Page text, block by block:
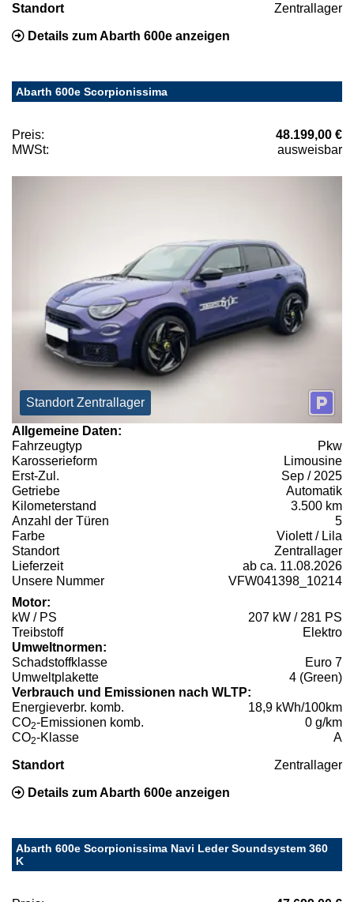
Standort Zentrallager
Details zum Abarth 600e anzeigen
Abarth 600e Scorpionissima
Preis:
48.199,00 €
MWSt:
ausweisbar
Standort Zentrallager
Allgemeine Daten:
Fahrzeugtyp
Pkw
Karosserieform
Limousine
Erst-Zul.
Sep / 2025
Getriebe
Automatik
Kilometerstand
3.500 km
Anzahl der Türen
5
Farbe
Violett / Lila
Standort
Zentrallager
Lieferzeit
ab ca. 11.08.2026
Unsere Nummer
VFW041398_10214
Motor:
kW / PS
207 kW / 281 PS
Treibstoff
Elektro
Umweltnormen:
Schadstoffklasse
Euro 7
Umweltplakette
4 (Green)
Verbrauch und Emissionen nach WLTP:
Energieverbr. komb.
18,9 kWh/100km
CO2-Emissionen komb.
0 g/km
CO2-Klasse A
Standort Zentrallager
Details zum Abarth 600e anzeigen
Abarth 600e Scorpionissima Navi Leder Soundsystem 360
K